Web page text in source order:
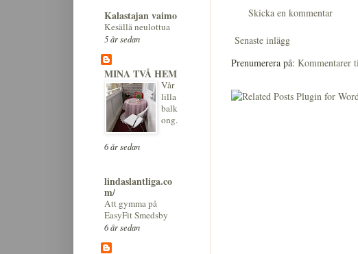
Skicka en kommentar
Senaste inlägg
Prenumerera på: Kommentarer
Kalastajan vaimo
Kesällä neulottua
5 år sedan
MINA TVÅ HEM
Vår
lilla
balk
ong.
6 år sedan
lindaslantliga.co
m/
Att gymma på
EasyFit Smedsby
6 år sedan